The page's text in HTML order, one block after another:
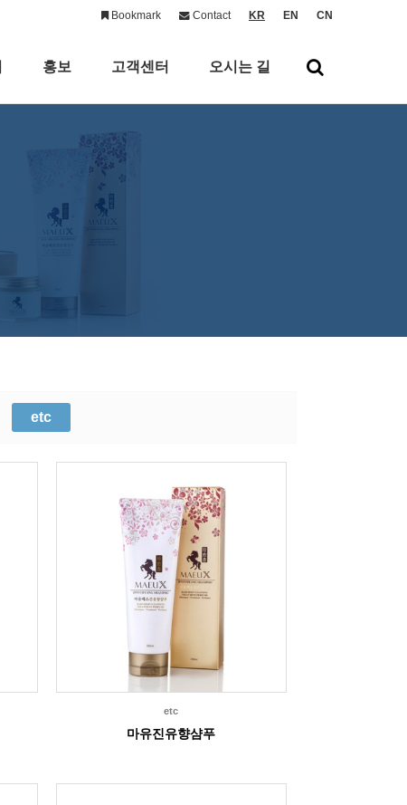
CN
EN
KR
Contact
Bookmark
홍보 고객센터 오시는 길
etc
etc
마유진유향샴푸